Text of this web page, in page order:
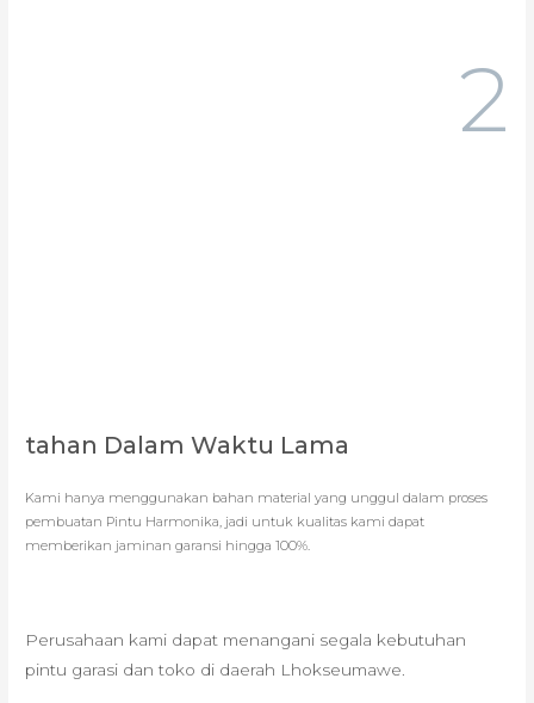
2
tahan Dalam Waktu Lama
Kami hanya menggunakan bahan material yang unggul dalam proses
pembuatan Pintu Harmonika, jadi untuk kualitas kami dapat
memberikan jaminan garansi hingga 100%.
Perusahaan kami dapat menangani segala kebutuhan
pintu garasi dan toko di daerah Lhokseumawe.